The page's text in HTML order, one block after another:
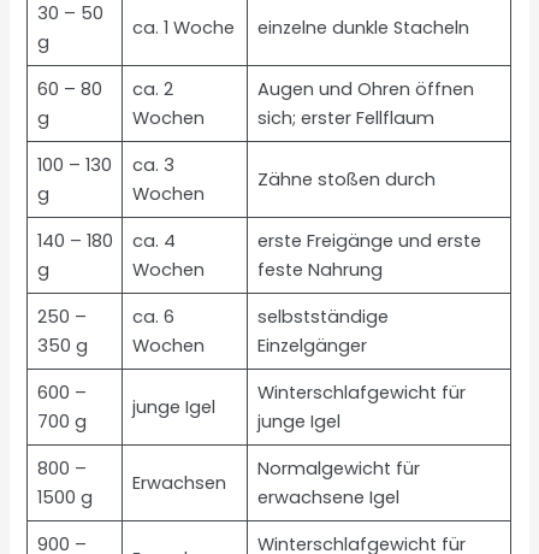
30 – 50
g
ca. 1 Woche einzelne dunkle Stacheln
60 – 80
g
ca. 2
Wochen
Augen und Ohren öffnen
sich; erster Fellflaum
100 – 130
g
ca. 3
Wochen
Zähne stoßen durch
140 – 180
g
ca. 4
Wochen
erste Freigänge und erste
feste Nahrung
250 –
350 g
ca. 6
Wochen
selbstständige
Einzelgänger
600 –
700 g
junge Igel
Winterschlafgewicht für
junge Igel
800 –
1500 g
Erwachsen
Normalgewicht für
erwachsene Igel
900 –
Winterschlafgewicht für